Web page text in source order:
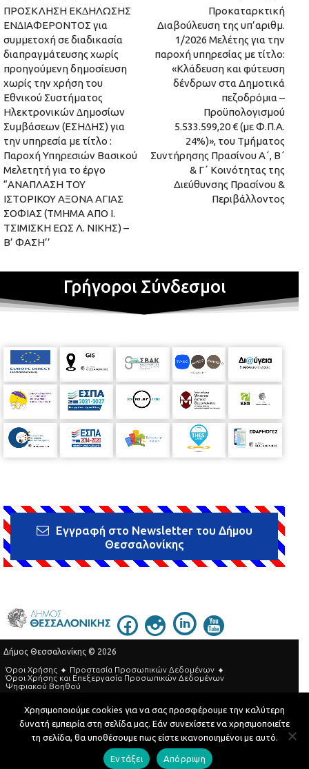
ΠΡΟΣΚΛΗΣΗ ΕΚ∆ΗΛΩΣΗΣ
ΕΝ∆ΙΑΦΕΡΟΝΤΟΣ για
συμμετοχή σε διαδικασία
διαπραγμάτευσης χωρίς
προηγούμενη δημοσίευση
χωρίς την χρήση του
Εθνικού Συστήματος
Ηλεκτρονικών ∆ημοσίων
Συμβάσεων (ΕΣΗ∆ΗΣ) για
την υπηρεσία με τίτλο :
Παροχή Υπηρεσιών Βασικού
Μελετητή για το έργο
“ΑΝΑΠΛΑΣΗ ΤΟΥ
ΙΣΤΟΡΙΚΟΥ ΑΞΟΝΑ ΑΓΙΑΣ
ΣΟΦΙΑΣ (ΤΜΗΜΑ ΑΠΟ Ι.
ΤΣΙΜΙΣΚΗ ΕΩΣ Λ. ΝΙΚΗΣ) –
Β’ ΦΑΣΗ’’
Προκαταρκτική
Διαβούλευση της υπ’αριθμ.
1/2026 Μελέτης για την
παροχή υπηρεσίας με τίτλο:
«Κλάδευση και φύτευση
δένδρων στα Δημοτικά
πεζοδρόμια –
Προϋπολογισμού
5.533.599,20 € (με Φ.Π.Α.
24%)», του Τμήματος
Συντήρησης Πρασίνου Α΄, Β΄
& Γ΄ Κοινότητας της
Διεύθυνσης Πρασίνου &
Περιβάλλοντος
Γρήγοροι Σύνδεσμοι
Εγγραφή στο Newsletter του Δήμου
Θεσσαλονίκης
Δήμος Θεσσαλονίκης © 2026
Όροι Χρήσης
Προστασία Προσωπικών Δεδομένων
Όροι Xρήσης και Eπεξεργασία Προσωπικών Δεδομένων
Ψηφιακού Βοηθού
Τηλεφωνικός Κατάλογος
Developed by MyCompany Projects
Χρησιμοποιούμε cookies για να σας προσφέρουμε την καλύτερη
δυνατή εμπειρία στη σελίδα μας. Εάν συνεχίσετε να χρησιμοποιείτε
τη σελίδα, θα υποθέσουμε πως είστε ικανοποιημένοι με αυτό.
Εντάξει Απόρριψη